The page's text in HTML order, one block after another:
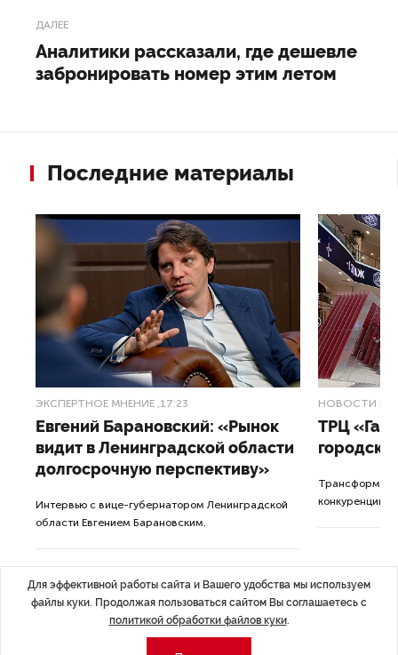
ДАЛЕЕ
Аналитики рассказали, где дешевле
забронировать номер этим летом
Последние материалы
ЭКСПЕРТНОЕ МНЕНИЕ ,17:23
Евгений Барановский: «Рынок
видит в Ленинградской области
долгосрочную перспективу»
Интервью с вице-губернатором Ленинградской
области Евгением Барановским.
НОВОСТИ
ТРЦ
конкуренции
Для эффективной работы сайта и Вашего удобства мы используем
файлы куки. Продолжая пользоваться сайтом Вы соглашаетесь с
политикой обработки файлов куки.